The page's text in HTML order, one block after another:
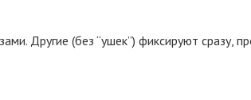
Другие (без “ушек”) фиксируют сразу,